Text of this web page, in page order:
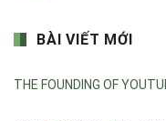
BÀI VIẾT MỚI
THE FOUNDING OF